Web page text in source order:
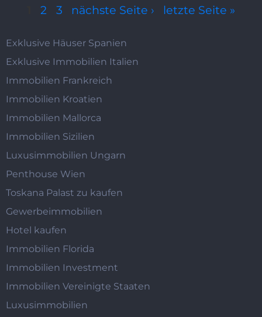
Seiten2 3 nächste Seite › letzte Seite »
Exklusive Häuser Spanien
Exklusive Immobilien Italien
Immobilien Frankreich
Immobilien Kroatien
Immobilien Mallorca
Immobilien Sizilien
Luxusimmobilien Ungarn
Penthouse Wien
Toskana Palast zu kaufen
Gewerbeimmobilien
Hotel kaufen
Immobilien Florida
Immobilien Investment
Immobilien Vereinigte Staaten
Luxusimmobilien